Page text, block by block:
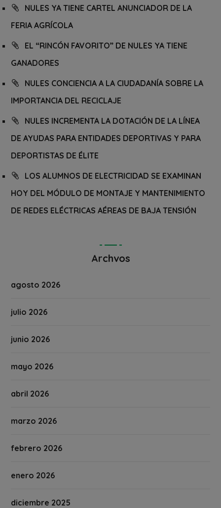
NULES YA TIENE CARTEL ANUNCIADOR DE LA
FERIA AGRÍCOLA
EL “RINCÓN FAVORITO” DE NULES YA TIENE
GANADORES
NULES CONCIENCIA A LA CIUDADANÍA SOBRE LA
IMPORTANCIA DEL RECICLAJE
NULES INCREMENTA LA DOTACIÓN DE LA LÍNEA
DE AYUDAS PARA ENTIDADES DEPORTIVAS Y PARA
DEPORTISTAS DE ÉLITE
LOS ALUMNOS DE ELECTRICIDAD SE EXAMINAN
HOY DEL MÓDULO DE MONTAJE Y MANTENIMIENTO
DE REDES ELÉCTRICAS AÉREAS DE BAJA TENSIÓN
Archvos
agosto 2026
julio 2026
junio 2026
mayo 2026
abril 2026
marzo 2026
febrero 2026
enero 2026
diciembre 2025